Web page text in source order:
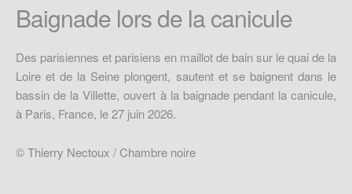
Baignade lors de la canicule
Des parisiennes et parisiens en maillot de bain sur le quai de la
Loire et de la Seine plongent, sautent et se baignent dans le
bassin de la Villette, ouvert à la baignade pendant la canicule,
à Paris, France, le 27 juin 2026.
© Thierry Nectoux / Chambre noire